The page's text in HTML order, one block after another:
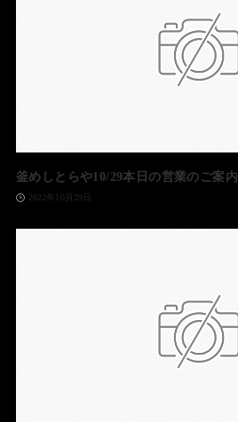
釜めしとらや10/29本日の営業のご案内
2022年10月29日